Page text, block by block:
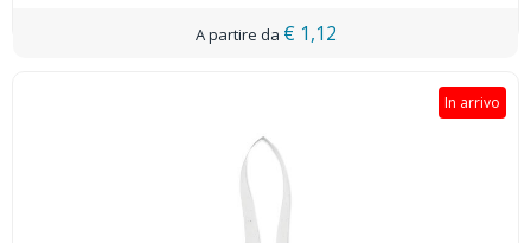
€ 1,12
In arrivo